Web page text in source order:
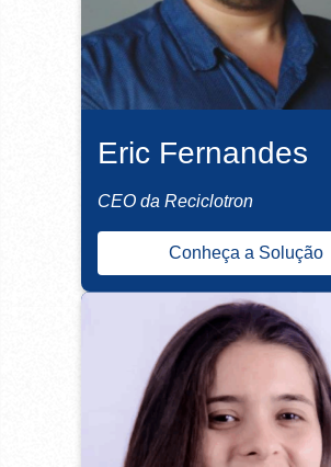
Eric Fernandes
CEO da Reciclotron
Conheça a Solução